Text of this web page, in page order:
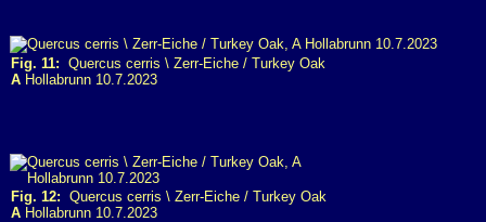
Fig. 11: Quercus cerris \ Zerr-Eiche / Turkey Oak
A Hollabrunn 10.7.2023
Fig. 12: Quercus cerris \ Zerr-Eiche / Turkey Oak
A Hollabrunn 10.7.2023